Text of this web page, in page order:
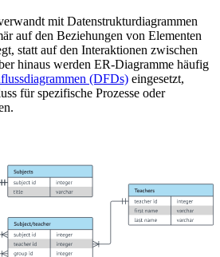
mit Datenstrukturdiagrammen
auf den Beziehungen von Elementen
statt auf den Interaktionen zwischen
hinaus werden ER-Diagramme häufig
(DFDs) eingesetzt,
für spezifische Prozesse oder